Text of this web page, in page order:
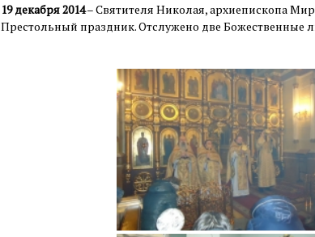
19 декабря 2014– Святителя Николая, архиепископа
Престольный праздник. Отслужено две Божественные